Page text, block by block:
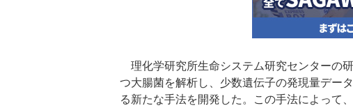
理化学研究所生命システム研究センターの
つ大腸菌を解析し、少数遺伝子の発現量デー
る新たな手法を開発した。この手法によって